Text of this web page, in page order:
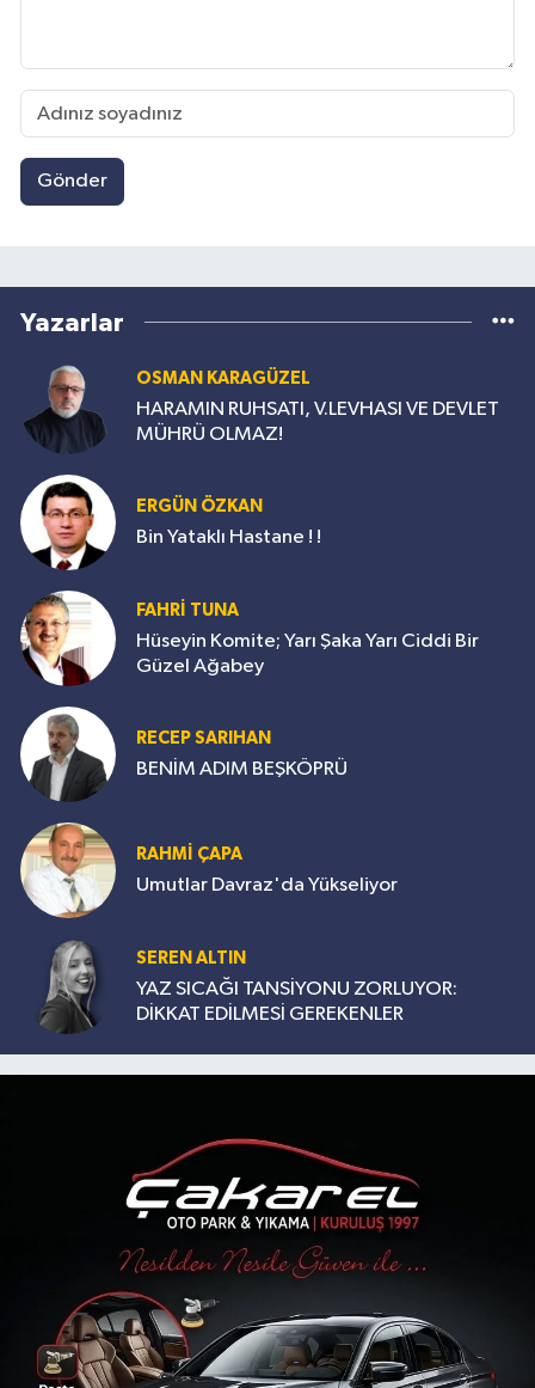
Gönder
Yazarlar
OSMAN KARAGÜZEL
HARAMIN RUHSATI, V.LEVHASI VE DEVLET
MÜHRÜ OLMAZ!
ERGÜN ÖZKAN
Bin Yataklı Hastane ! !
FAHRİ TUNA
Hüseyin Komite; Yarı Şaka Yarı Ciddi Bir
Güzel Ağabey
RECEP SARIHAN
BENİM ADIM BEŞKÖPRÜ
RAHMİ ÇAPA
Umutlar Davraz'da Yükseliyor
SEREN ALTIN
YAZ SICAĞI TANSİYONU ZORLUYOR:
DİKKAT EDİLMESİ GEREKENLER